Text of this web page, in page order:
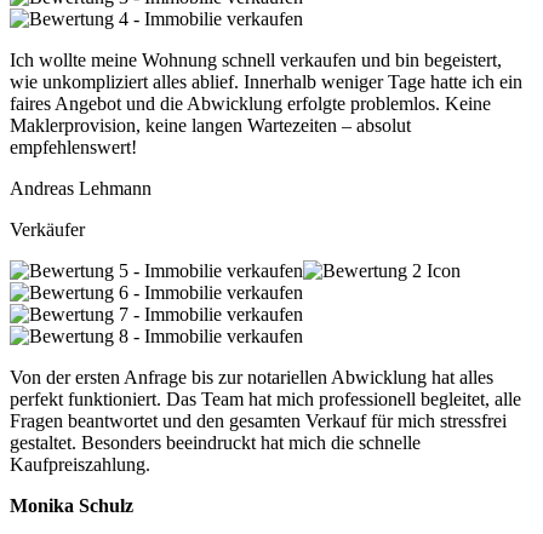
Ich wollte meine Wohnung schnell verkaufen und bin begeistert,
wie unkompliziert alles ablief. Innerhalb weniger Tage hatte ich ein
faires Angebot und die Abwicklung erfolgte problemlos. Keine
Maklerprovision, keine langen Wartezeiten – absolut
empfehlenswert!
Andreas Lehmann
Verkäufer
Von der ersten Anfrage bis zur notariellen Abwicklung hat alles
perfekt funktioniert. Das Team hat mich professionell begleitet, alle
Fragen beantwortet und den gesamten Verkauf für mich stressfrei
gestaltet. Besonders beeindruckt hat mich die schnelle
Kaufpreiszahlung.
Monika Schulz